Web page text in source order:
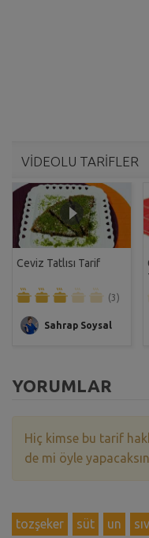
VİDEOLU TARİFLER
Ceviz Tatlısı Tarif
(3)
Sahrap Soysal
YORUMLAR
Hiç kimse bu tarif
de mi öyle
tozşeker süt un